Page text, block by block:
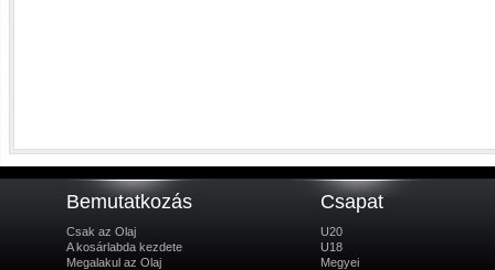
Bemutatkozás
Csak az Olaj
A kosárlabda kezdete
Megalakul az Olaj
Csapat
U20
U18
Megyei